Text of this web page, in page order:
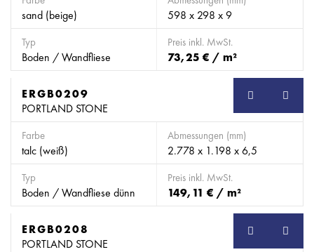
sand (beige) 598 x 298 x 9
Typ
Boden / Wandfliese
Preis inkl. MwSt.
73,25 € / m²
SB
ERGB0209
PORTLAND STONE
Farbe
talc (weiß)
Abmessungen (mm)
2.778 x 1.198 x 6,5
Typ
Boden / Wandfliese dünn
Preis inkl. MwSt.
149,11 € / m²
SB
ERGB0208
PORTLAND STONE